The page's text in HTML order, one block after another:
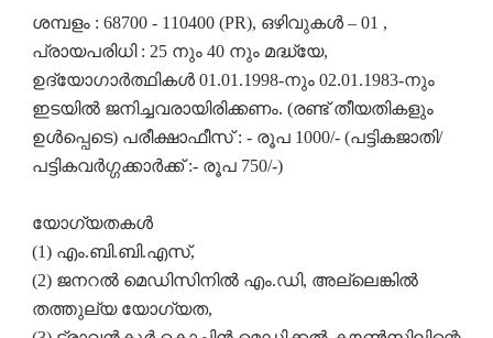
ശമ്പളം : 68700 - 110400 (PR), ഒഴിവുകൾ – 01 ,
പ്രായപരിധി : 25 നും 40 നും മദ്ധ്യേ,
ഉദ്യോഗാർത്ഥികൾ 01.01.1998-നും 02.01.1983-നും
ഇടയിൽ ജനിച്ചവരായിരിക്കണം. (രണ്ട് തീയതികളും
ഉൾപ്പെടെ) പരീക്ഷാഫീസ് : - രൂപ 1000/- (പട്ടികജാതി/
പട്ടികവർഗ്ഗക്കാർക്ക് :- രൂപ 750/-)
യോഗ്യതകൾ
(1) എം.ബി.ബി.എസ്,
(2) ജനറൽ മെഡിസിനിൽ എം.ഡി, അല്ലെങ്കിൽ
തത്തുല്യ യോഗ്യത,